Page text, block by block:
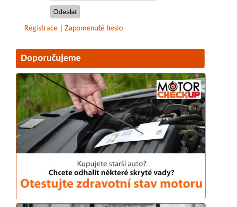
Registrace Zapomenuté heslo
Doporučujeme